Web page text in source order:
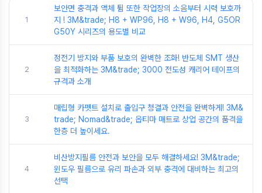
1
보안면 충격과 액체 튐 또한 작업장의 소음부터 시력 보호까
지 ! 3M&trade; H8 + WP96, H8 + W96, H4, G5OR
G50Y 시리즈의 용도별 비교
2
정전기 방지와 부품 보호의 완벽한 조화! 반도체 SMT 생산
을 최적화하는 3M&trade; 3000 전도성 캐리어 테이프의
규격과 소개
3
매립형 카펫트 설치로 출입구 청결과 안전을 완벽하게! 3M&
trade; Nomad&trade; 옵티마 매트로 상업 공간의 품격을
한층 더 높이세요.
4
비산방지필름 안전과 보안을 모두 해결하세요! 3M&trade;
윈도우 필름으로 유리 파손과 외부 충격에 대비하는 최고의
선택